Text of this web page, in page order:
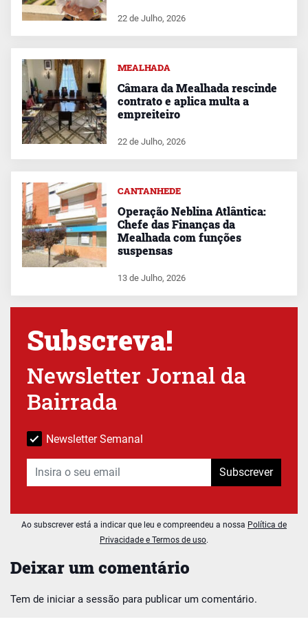
Deixar um comentário
Tem de iniciar a sessão para publicar um comentário.
22 de Julho, 2026
MEALHADA
Câmara da Mealhada rescinde
contrato e aplica multa a
empreiteiro
22 de Julho, 2026
CANTANHEDE
Operação Neblina Atlântica:
Chefe das Finanças da
Mealhada com funções
suspensas
13 de Julho, 2026
Subscreva!
Newsletter Jornal da
Bairrada
Newsletter Semanal
Subscrever
Ao subscrever está a indicar que leu e compreendeu a nossa Política de
Privacidade e Termos de uso.